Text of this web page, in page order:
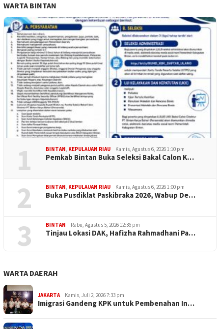
WARTA BINTAN
1 BINTAN, KEPULAUAN RIAU Kamis, Agustus 6, 2026 1:10 pm
Pemkab Bintan Buka Seleksi Bakal Calon K…
2 BINTAN, KEPULAUAN RIAU Kamis, Agustus 6, 2026 1:00 pm
Buka Pusdiklat Paskibraka 2026, Wabup De…
3 BINTAN Rabu, Agustus 5, 2026 12:36 pm
Tinjau Lokasi DAK, Hafizha Rahmadhani Pa…
WARTA DAERAH
JAKARTA Kamis, Juli 2, 2026 7:33 pm
Imigrasi Gandeng KPK untuk Pembenahan In…